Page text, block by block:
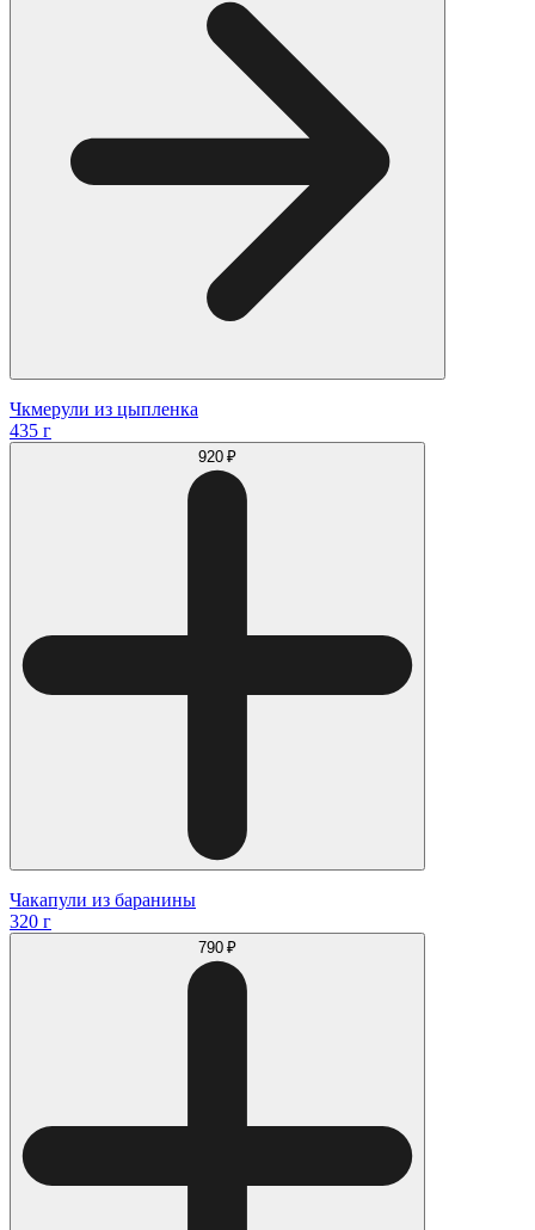
Чкмерули из цыпленка
435 г
920 ₽
Чакапули из баранины
320 г
790 ₽